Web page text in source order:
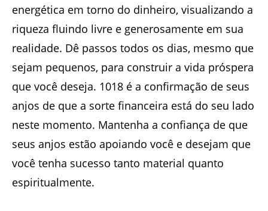
energética em torno do dinheiro, visualizando a
riqueza fluindo livre e generosamente em sua
realidade. Dê passos todos os dias, mesmo que
sejam pequenos, para construir a vida próspera
que você deseja. 1018 é a confirmação de seus
anjos de que a sorte financeira está do seu lado
neste momento. Mantenha a confiança de que
seus anjos estão apoiando você e desejam que
você tenha sucesso tanto material quanto
espiritualmente.